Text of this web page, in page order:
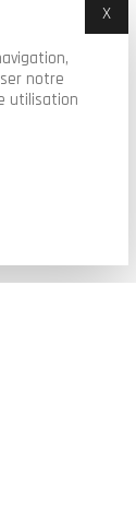
notre
utilisation
X